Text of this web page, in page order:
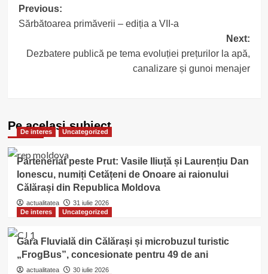
Post
navigation
Previous:
Sărbătoarea primăverii – ediția a VII-a
Next:
Dezbatere publică pe tema evoluției prețurilor la apă,
canalizare și gunoi menajer
Pe acelasi subiect
De interes Uncategorized
Parteneriat peste Prut: Vasile Iliuță și Laurențiu Dan
Ionescu, numiți Cetățeni de Onoare ai raionului
Călărași din Republica Moldova
actualitatea
31 iulie 2026
De interes
Uncategorized
Gara Fluvială din Călărași și microbuzul turistic
„FrogBus”, concesionate pentru 49 de ani
actualitatea
30 iulie 2026